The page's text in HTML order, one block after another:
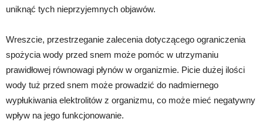
uniknąć tych nieprzyjemnych objawów.
Wreszcie, przestrzeganie zalecenia dotyczącego ograniczenia
spożycia wody przed snem może pomóc w utrzymaniu
prawidłowej równowagi płynów w organizmie. Picie dużej ilości
wody tuż przed snem może prowadzić do nadmiernego
wypłukiwania elektrolitów z organizmu, co może mieć negatywny
wpływ na jego funkcjonowanie.